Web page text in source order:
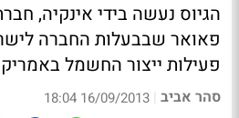
הגיוס נעשה בידי אינקיה,
פאואר שבבעלות החברה
פעילות ייצור החשמל
סהר אביב |
16/09/2013 18:04